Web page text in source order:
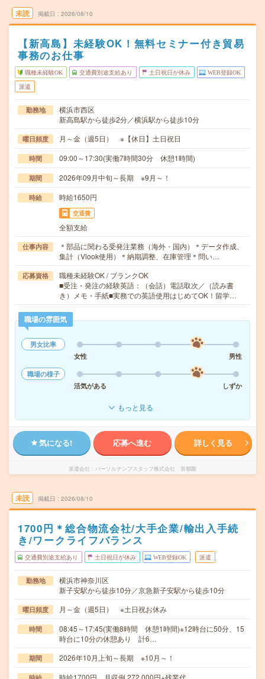
未読 掲載日 2026/08/10
【新高島】未経験OK！無料セミナー付き貿易
事務のお仕事
職種未経験OK 交通費別途支給あり 土日祝日が休み WEB登録OK
派遣
勤務地
横浜市西区
新高島駅から徒歩2分／横浜駅から徒歩10分
曜日頻度 月～金（週5日） ※【休日】土日祝日
時間 09:00～17:30(実働7時間30分 休憩1時間)
期間 2026年09月中旬～長期 ※9月～！
時給 時給1650円
交通費
全額支給
仕事内容
＊部品に関わる受発注業務（海外・国内）＊データ作成、
集計（Vlook使用）＊納期調整、在庫管理＊問い…
応募資格
職種未経験OK / ブランクOK
■受注・発注の経験英語：（会話）電話取次／（読み書
き）メモ・手紙■実務での英語使用はじめてOK！留学…
職場の雰囲気
男女比率
女性
男性
職場の様子
活気がある
しずか
もっと見る
気になる! 応募へ進む 詳しく見る
派遣会社 パーソルテンプスタッフ株式会社 首都圏
未読 掲載日 2026/08/10
1700円＊総合物流会社/大手企業/輸出入手続
き/ワークライフバランス
交通費別途支給あり 土日祝日が休み WEB登録OK 派遣
勤務地
横浜市神奈川区
新子安駅から徒歩10分／京急新子安駅から徒歩10分
曜日頻度 月～金（週5日） ※土日祝お休み
時間
08:45～17:45(実働8時間 休憩1時間)※12時台に50分、15
時台に10分の休憩あり 計6…
期間 2026年10月上旬～長期 ※10月～！
時給1700円 月収例 272,000円+残業代